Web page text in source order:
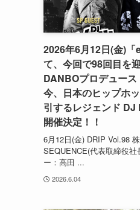
2026年6月12日(金)「
て、今回で98回目を
DANBOプロデュース
今、日本のヒップホ
引するレジェンド DJ
開催決定！！
6月12日(金) DRIP Vol.98
SEQUENCE(代表取締役社
ー：高田 ...
2026.6.04